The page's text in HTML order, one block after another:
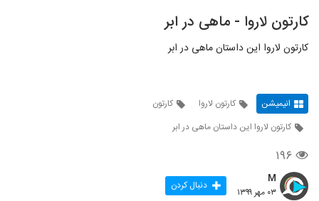
کارتون لاروا - ماهی در ابر
کارتون لاروا این داستان ماهی در ابر
انیمیشن کارتون لاروا
کارتون
کارتون لاروا این داستان ماهی در ابر
۱۹۶
M
۰۳ مهر ۱۳۹۹ دنبال کردن